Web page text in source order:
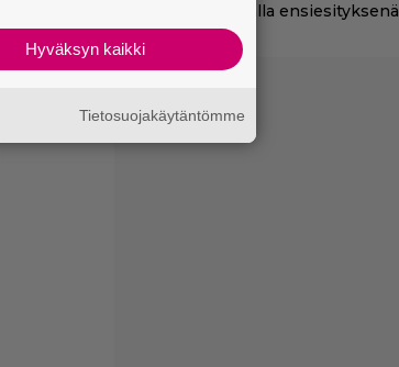
– Nyt Teemalla ensiesityksenä
Hyväksyn kaikki
Tietosuojakäytäntömme